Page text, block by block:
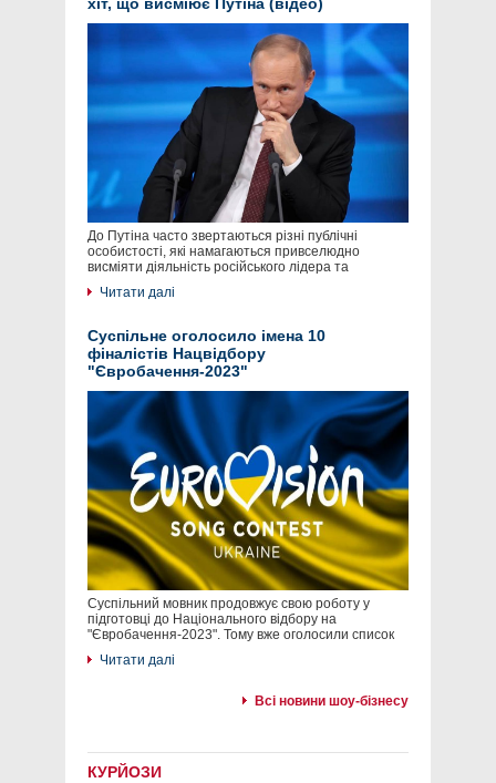
хіт, що висміює Путіна (відео)
До Путіна часто звертаються різні публічні
особистості, які намагаються привселюдно
висміяти діяльність російського лідера та
Читати далі
Суспільне оголосило імена 10
фіналістів Нацвідбору
"Євробачення-2023"
Суспільний мовник продовжує свою роботу у
підготовці до Національного відбору на
"Євробачення-2023". Тому вже оголосили список
Читати далі
Всі новини шоу-бізнесу
КУРЙОЗИ